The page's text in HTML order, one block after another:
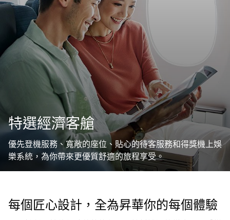
特選經濟客艙
優先登機服務、寬敞的座位、貼心的待客服務和得獎機上娛
樂系統，為你帶來更優質舒適的旅程享受。
每個匠心設計，全為昇華你的每個體驗